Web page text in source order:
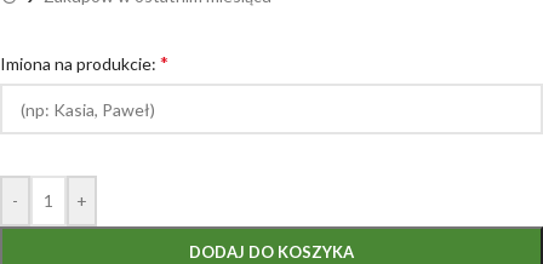
Imiona na produkcie: *
- +
DODAJ DO KOSZYKA